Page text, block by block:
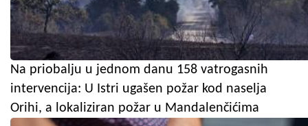
Na priobalju u jednom danu 158 vatrogasnih
intervencija: U Istri ugašen požar kod naselja
Orihi, a lokaliziran požar u Mandalenčićima